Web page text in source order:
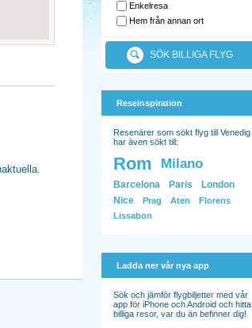
Enkelresa
Hem från annan ort
SÖK BILLIGA FLYG
Reseinspiration
Resenärer som sökt flyg till Venedig
har även sökt till:
Rom Milano
Barcelona Paris
London
Nice
Prag Aten
Florens
Lissabon
Ladda ner vår nya app
Sök och jämför flygbiljetter med vår
app för iPhone och Android och hitta
billiga resor, var du än befinner dig!